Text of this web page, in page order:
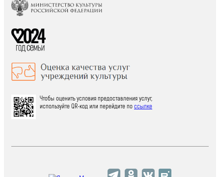
Чтобы оценить условия предоставления услуг,
используйте QR-код или перейдите поссылке